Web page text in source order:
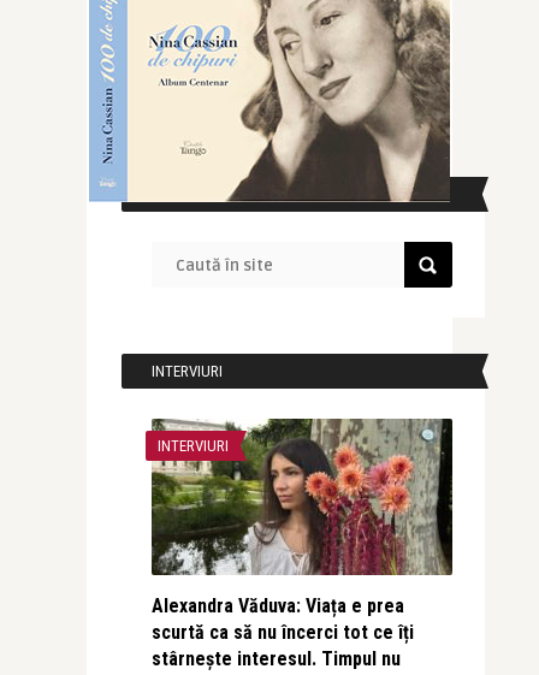
CAUTĂ ÎN SITE
INTERVIURI
INTERVIURI
Alexandra Văduva: Viața e prea
scurtă ca să nu încerci tot ce îți
stârnește interesul. Timpul nu